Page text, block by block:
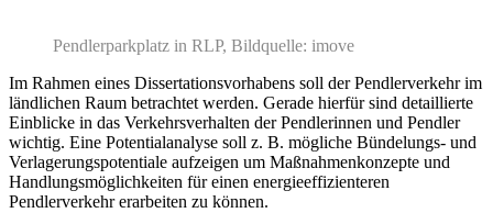
Pendlerparkplatz in RLP, Bildquelle: imove
Im Rahmen eines Dissertationsvorhabens soll der Pendlerverkehr im
ländlichen Raum betrachtet werden. Gerade hierfür sind detaillierte
Einblicke in das Verkehrsverhalten der Pendlerinnen und Pendler
wichtig. Eine Potentialanalyse soll z. B. mögliche Bündelungs- und
Verlagerungspotentiale aufzeigen um Maßnahmenkonzepte und
Handlungsmöglichkeiten für einen energieeffizienteren
Pendlerverkehr erarbeiten zu können.